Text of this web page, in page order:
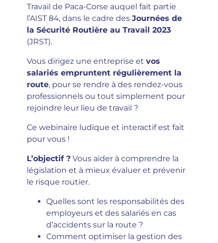
Travail de Paca-Corse auquel fait partie
l’AIST 84, dans le cadre des Journées de
la Sécurité Routière au Travail 2023
(JRST).
Vous dirigez une entreprise et vos
salariés empruntent régulièrement la
route, pour se rendre à des rendez-vous
professionnels ou tout simplement pour
rejoindre leur lieu de travail ?
Ce webinaire ludique et interactif est fait
pour vous !
L’objectif ? Vous aider à comprendre la
législation et à mieux évaluer et prévenir
le risque routier.
Quelles sont les responsabilités des
employeurs et des salariés en cas
d’accidents sur la route ?
Comment optimiser la gestion des